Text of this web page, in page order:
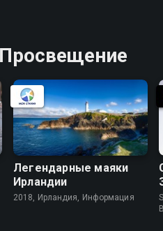
Легендарные маяки
Ирландии
2018, Ирландия, Информация